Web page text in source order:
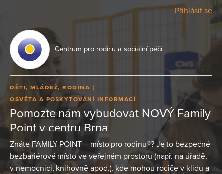
Přihlásit se
Centrum pro rodinu a sociální péči
DĚTI, MLÁDEŽ, RODINA
OSVĚTA A POSKYTOVÁNÍ INFORMACÍ
Pomozte nám vybudovat NOVÝ Family
Point v centru Brna
Znáte FAMILY POINT – místo pro rodinu®? Je to bezpečné
bezbariérové místo ve veřejném prostoru (např. na úřadě,
v nemocnici, knihovně apod.), kde mohou rodiče v klidu a